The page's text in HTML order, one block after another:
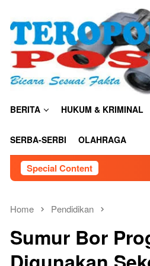
BERITA HUKUM & KRIMINAL
SERBA-SERBI OLAHRAGA
Special Content
Home Pendidikan
Sumur Bor